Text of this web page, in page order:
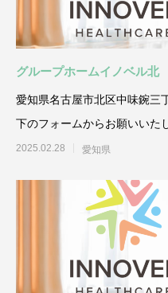
グループホームイノベル北
愛知県名古屋市北区中味鋺三
下のフォームからお願いいた
2025.02.28 愛知県